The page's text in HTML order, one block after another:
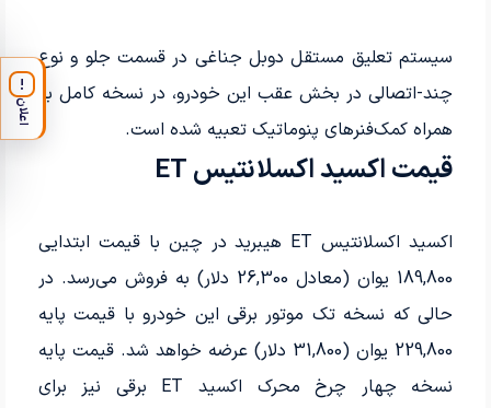
سیستم تعلیق مستقل دوبل جناغی در قسمت جلو و نوع
چند-اتصالی در بخش عقب این خودرو، در نسخه کامل به
همراه کمک‌فنرهای پنوماتیک تعبیه شده است.
قیمت اکسید اکسلانتیس ET
اکسید اکسلانتیس ET هیبرید در چین با قیمت ابتدایی
189,800 یوان (معادل 26,300 دلار) به فروش می‌رسد. در
حالی که نسخه تک موتور برقی این خودرو با قیمت پایه
229,800 یوان (31,800 دلار) عرضه خواهد شد. قیمت پایه
نسخه چهار چرخ محرک اکسید ET برقی نیز برای
!
اعلان